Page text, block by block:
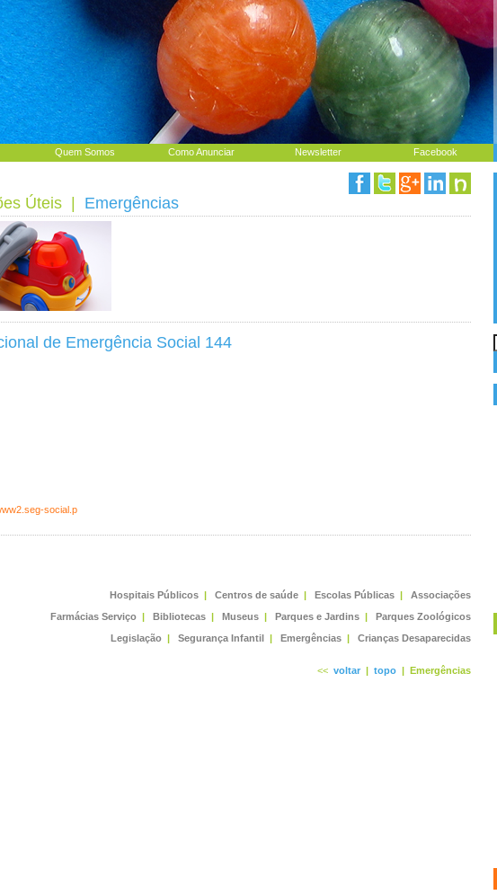
Quem Somos Como Anunciar Newsletter Facebook
Úteis Emergências
de Emergência Social 144
social.p
Hospitais Públicos | Centros de saúde | Escolas Públicas |
Associações
Farmácias Serviço | Bibliotecas | Museus | Parques e Jardins |
Parques Zoológicos
Legislação | Segurança Infantil | Emergências | Crianças Desaparecidas
<< voltar | topo | Emergências